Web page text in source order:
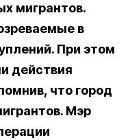
мигрантов.
в
При этом
действия
что город
Мэр